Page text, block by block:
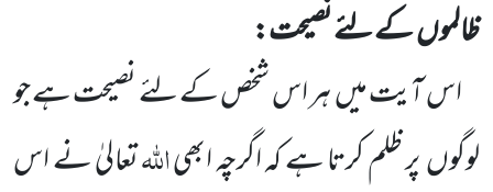
ظالموںکے لئے نصیحت:
اس آیت میںہر اس شخص کے لئےنصیحت ہے جو
لوگوںپر ظلم کرتا ہے کہ اگرچہ ابھیاللّٰہتعالیٰ نے اس